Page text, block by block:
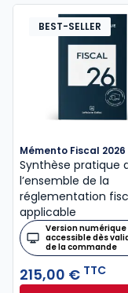
BEST-SELLER
Mémento Fiscal 2026
Synthèse pratique
l’ensemble de la
réglementation
applicable
Version numérique
accessible dès
de la commande
215,00 € TTC